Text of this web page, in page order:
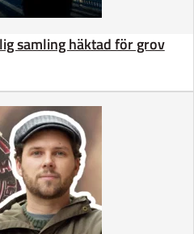
samling häktad för grov